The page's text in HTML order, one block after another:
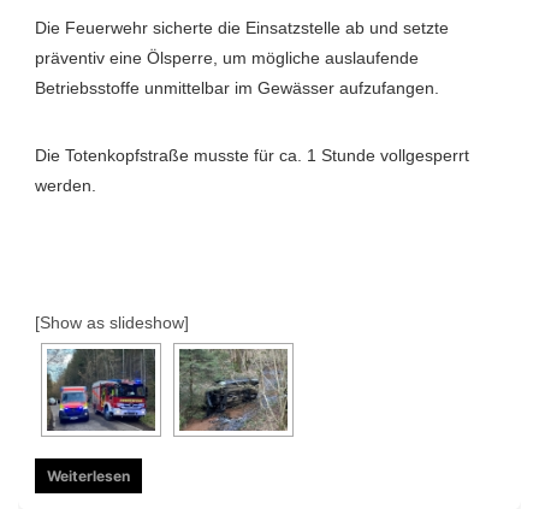
Die Feuerwehr sicherte die Einsatzstelle ab und setzte
präventiv eine Ölsperre, um mögliche auslaufende
Betriebsstoffe unmittelbar im Gewässer aufzufangen.
Die Totenkopfstraße musste für ca. 1 Stunde vollgesperrt
werden.
[Show as slideshow]
Weiterlesen